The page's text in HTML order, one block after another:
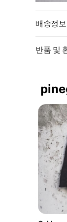
배송정보
반품 및